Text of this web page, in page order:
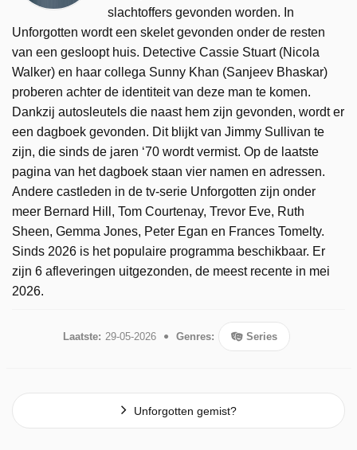
slachtoffers gevonden worden. In
Unforgotten wordt een skelet gevonden onder de resten
van een gesloopt huis. Detective Cassie Stuart (Nicola
Walker) en haar collega Sunny Khan (Sanjeev Bhaskar)
proberen achter de identiteit van deze man te komen.
Dankzij autosleutels die naast hem zijn gevonden, wordt er
een dagboek gevonden. Dit blijkt van Jimmy Sullivan te
zijn, die sinds de jaren ‘70 wordt vermist. Op de laatste
pagina van het dagboek staan vier namen en adressen.
Andere castleden in de tv-serie Unforgotten zijn onder
meer Bernard Hill, Tom Courtenay, Trevor Eve, Ruth
Sheen, Gemma Jones, Peter Egan en Frances Tomelty.
Sinds 2026 is het populaire programma beschikbaar. Er
zijn 6 afleveringen uitgezonden, de meest recente in mei
2026.
Laatste: 29-05-2026 Genres: Series
Unforgotten gemist?